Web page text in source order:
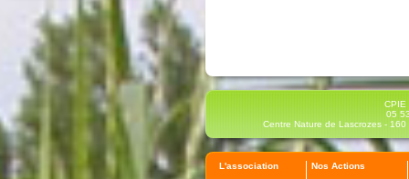
CPIE
05
Centre Nature de Lascrozes -
L'association
Nos Actions